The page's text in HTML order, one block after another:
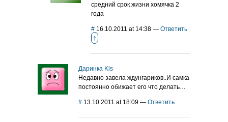
средний срок жизни хомячка 2
года
# 16.10.2011 at 14:38 — Ответить
↑
Даринка Kis
Недавно завела ждунгариков..И самка
постоянно обижает его что делать…
# 13.10.2011 at 18:09 — Ответить